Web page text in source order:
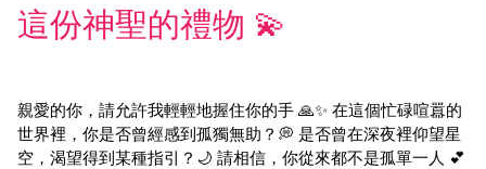
這份神聖的禮物 💫
親愛的你，請允許我輕輕地握住你的手 🙏✨ 在這個忙碌喧囂的
世界裡，你是否曾經感到孤獨無助？💭 是否曾在深夜裡仰望星
空，渴望得到某種指引？🌙 請相信，你從來都不是孤單一人 💕